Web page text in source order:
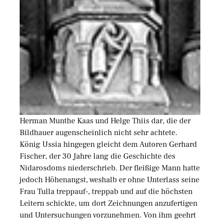
Herman Munthe Kaas und Helge Thiis dar, die der
Bildhauer augenscheinlich nicht sehr achtete.
König Ussia hingegen gleicht dem Autoren Gerhard
Fischer, der 30 Jahre lang die Geschichte des
Nidarosdoms niederschrieb. Der fleißige Mann hatte
jedoch Höhenangst, weshalb er ohne Unterlass seine
Frau Tulla treppauf-, treppab und auf die höchsten
Leitern schickte, um dort Zeichnungen anzufertigen
und Untersuchungen vorzunehmen. Von ihm geehrt